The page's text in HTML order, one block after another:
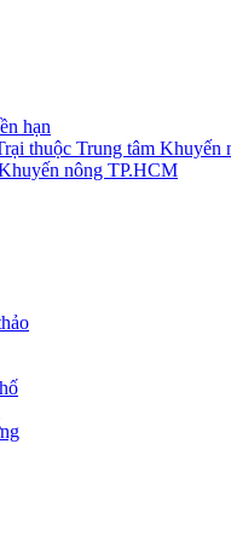
hạn
thuộc Trung tâm Khuyến
nông TP.HCM